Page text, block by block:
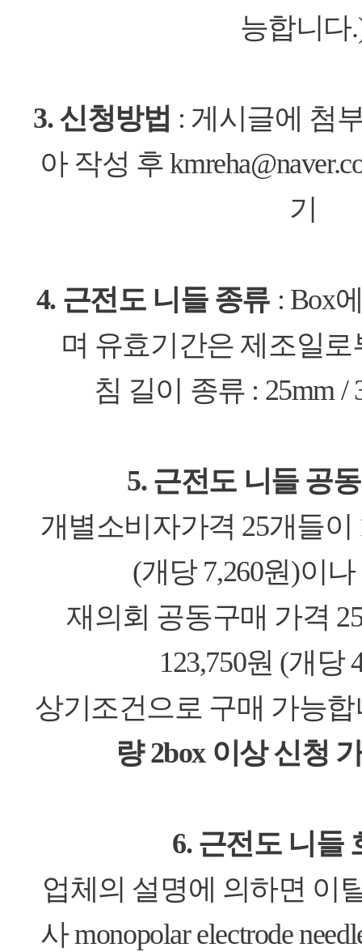
능합니다
3. 신청방법 : 게시글에 첨
아 작성 후
기
4. 근전도 니들 종류 : Box
며 유효기간은 제조일로
침 길이 종류 : 25mm /
5. 근전도 니들 공
개별소비자가격 25개들이
(개당 7,260원)이
재의회 공동구매 가격
123,750원 (개당
상기조건으로 구매 가능
량 2box 이상 신청
6. 근전도 니들
업체의 설명에 의하면 이
사 monopolar electrode